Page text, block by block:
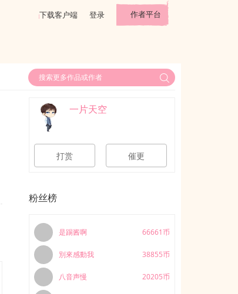
下载客户端 登录 作者平台
一片天空
打赏 催更
粉丝榜
是踢酱啊 66661币
別來感動我 38855币
八音声慢 20205币